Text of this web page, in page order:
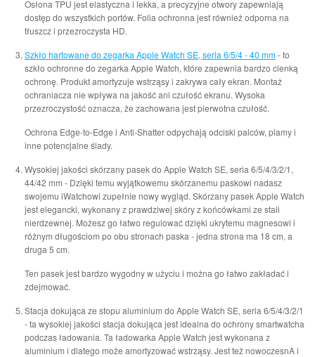
Osłona TPU jest elastyczna i lekka, a precyzyjne otwory zapewniają
dostęp do wszystkich portów. Folia ochronna jest również odporna na
tłuszcz i przezroczysta HD.
Szkło hartowane do zegarka Apple Watch SE, seria 6/5/4 - 40 mm- to
szkło ochronne do zegarka Apple Watch, które zapewnia bardzo cienką
ochronę. Produkt amortyzuje wstrząsy i zakrywa cały ekran. Montaż
ochraniacza nie wpływa na jakość ani czułość ekranu. Wysoka
przezroczystość oznacza, że ​​zachowana jest pierwotna czułość.
Ochrona Edge-to-Edge i Anti-Shatter odpychają odciski palców, plamy i
inne potencjalne ślady.
Wysokiej jakości skórzany pasek do Apple Watch SE, seria 6/5/4/3/2/1,
44/42 mm - Dzięki temu wyjątkowemu skórzanemu paskowi nadasz
swojemu iWatchowi zupełnie nowy wygląd. Skórzany pasek Apple Watch
jest elegancki, wykonany z prawdziwej skóry z końcówkami ze stali
nierdzewnej. Możesz go łatwo regulować dzięki ukrytemu magnesowi i
różnym długościom po obu stronach paska - jedna strona ma 18 cm, a
druga 5 cm.
Ten pasek jest bardzo wygodny w użyciu i można go łatwo zakładać i
zdejmować.
Stacja dokująca ze stopu aluminium do Apple Watch SE, seria 6/5/4/3/2/1
- ta wysokiej jakości stacja dokująca jest idealna do ochrony smartwatcha
podczas ładowania. Ta ładowarka Apple Watch jest wykonana z
aluminium i dlatego może amortyzować wstrząsy. Jest też nowoczesnA i